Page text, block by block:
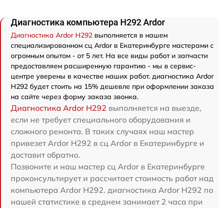
Диагностика компьютера H292 Ardor
Диагностика Ardor H292 выполняется в нашем
специализированном сц Ardor в Екатеринбурге мастерами с
огромным опытом - от 5 лет. На все виды работ и запчасти
предоставляем расширенную гарантию - мы в сервис-
центре уверены в качестве наших работ. диагностика Ardor
H292 будет стоить на 15% дешевле при оформлении заказа
на сайте через форму заказа звонка.
Диагностика Ardor H292 выполняется на выезде,
если не требует специального оборудования и
сложного ремонта. В таких случаях наш мастер
привезет Ardor H292 в сц Ardor в Екатеринбурге и
доставит обратно.
Позвоните и наш мастер сц Ardor в Екатеринбурге
проконсультирует и рассчитает стоимость работ над
компьютера Ardor H292. диагностика Ardor H292 по
нашей статистике в среднем занимает 2 часа при